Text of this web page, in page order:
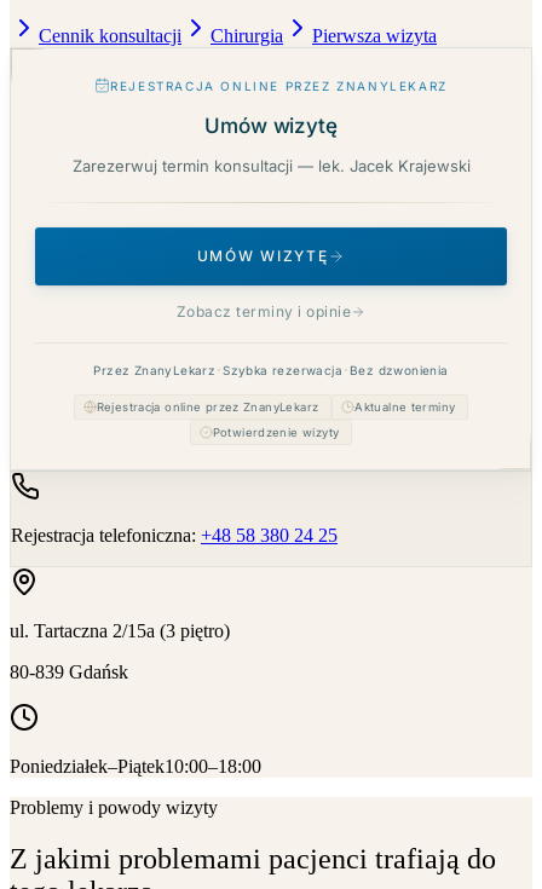
Cennik konsultacji Chirurgia Pierwsza wizyta
REJESTRACJA ONLINE PRZEZ ZNANYLEKARZ
Umów wizytę
Zarezerwuj termin konsultacji — lek. Jacek Krajewski
UMÓW WIZYTĘ
Zobacz terminy i opinie
Przez ZnanyLekarz Szybka rezerwacja Bez dzwonienia
Rejestracja online przez ZnanyLekarz
Aktualne terminy
Potwierdzenie wizyty
Rejestracja telefoniczna: +48 58 380 24 25
ul. Tartaczna 2/15a (3 piętro)
80-839 Gdańsk
Poniedziałek–Piątek10:00–18:00
Problemy i powody wizyty
Z jakimi problemami pacjenci trafiają do